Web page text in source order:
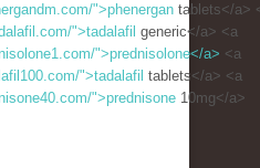
">phenergan tablets</a>
">tadalafil generic</a> <a
">prednisolone</a> <a
">tadalafil tablets</a> <a
">prednisone 10mg</a>